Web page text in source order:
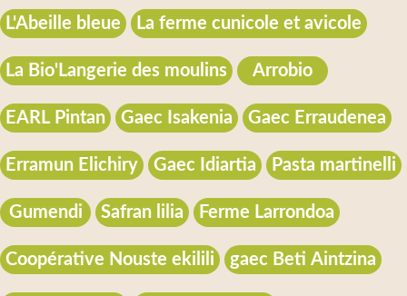
L'Abeille bleue La ferme cunicole et avicole
La Bio'Langerie des moulins Arrobio
EARL Pintan Gaec Isakenia Gaec Erraudenea
Erramun Elichiry Gaec Idiartia Pasta martinelli
Gumendi Safran lilia Ferme Larrondoa
Coopérative Nouste ekilili gaec Beti Aintzina